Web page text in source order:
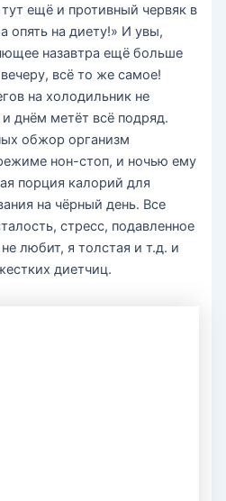
ещё и противный червяк в
опять на диету!» И увы,
назавтра ещё больше
всё то же самое!
на холодильник не
днём метёт всё подряд.
обжор организм
нон-стоп, и ночью ему
порция калорий для
на чёрный день. Все
стресс, подавленное
любит, я толстая и т.д. и
диетчиц.